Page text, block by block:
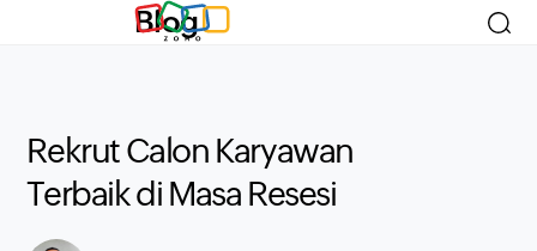
Blog
Rekrut Calon Karyawan
Terbaik di Masa Resesi